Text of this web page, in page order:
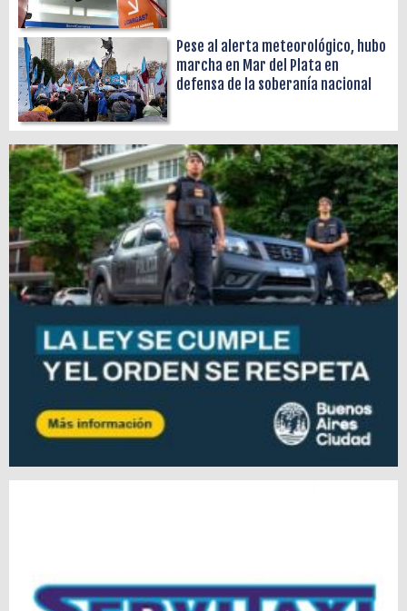
Pese al alerta meteorológico, hubo
marcha en Mar del Plata en
defensa de la soberanía nacional